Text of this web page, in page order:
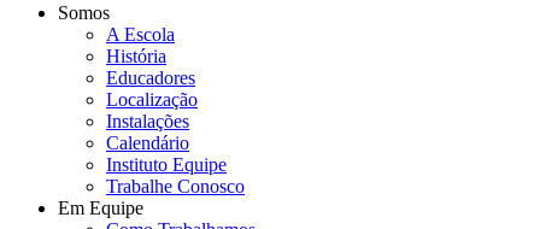
Somos
A Escola
História
Educadores
Localização
Instalações
Calendário
Instituto Equipe
Trabalhe Conosco
Em Equipe